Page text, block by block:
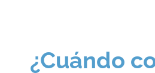
¿Cuándo